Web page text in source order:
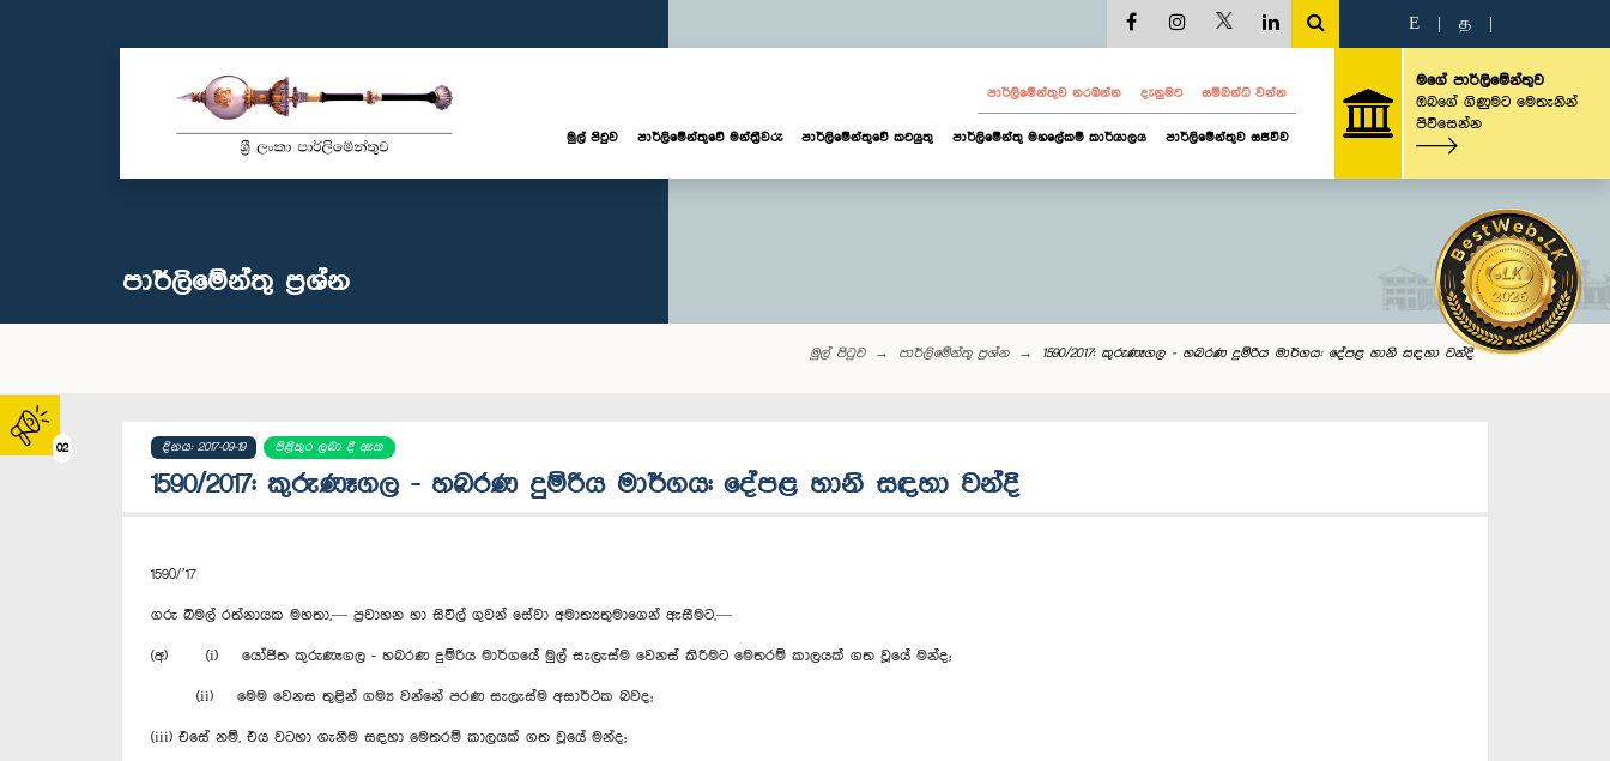
02
E த
පාර්ලි‌මේන්තුව නරඹන්න දැනුමට සම්බන්ධ වන්න
මුල් පිටුව පාර්ලි‌මේන්තුවේ මන්ත්‍රීවරු පාර්ලිමේන්තුවේ කටයුතු පාර්ලිමේන්තු මහලේකම් කාර්යාලය පාර්ලිමේන්තුව සජීවීව
මගේ පාර්ලිමේන්තුව
ඔබගේ ගිණුමට මෙතැනින්
පිවිසෙන්න
පාර්ලි‌මේන්තු‌ ප්‍රශ්න
මුල් පිටුව පාර්ලි‌මේන්තු‌ ප්‍රශ්න 1590/2017: කුරුණෑගල - හබරණ දුම්රිය මාර්ගය: දේපළ හානි සඳහා වන්දි
දිනය: 2017-09-19 පිළිතුර ලබා දී ඇත
1590/2017: කුරුණෑගල - හබරණ දුම්රිය මාර්ගය: දේපළ හානි සඳහා වන්දි
1590/’17
ගරු බිමල් රත්නායක මහතා,— ප්‍රවාහන හා සිවිල් ගුවන් සේවා අමාත්‍යතුමාගෙන් ඇසීමට,—
(අ) (i) යෝජිත කුරුණෑගල - හබරණ දුම්රිය මාර්ගයේ මුල් සැලැස්ම වෙනස් කිරීමට මෙතරම් කාලයක් ගත‍ වූයේ මන්ද;
(ii) මෙම වෙනස තුළින් ගම්‍ය වන්නේ පරණ සැලැස්ම අසාර්ථක බවද;
(iii) එසේ නම්, එය වටහා ගැනීම සඳහා මෙතරම් කාලයක් ගත වූයේ මන්ද;